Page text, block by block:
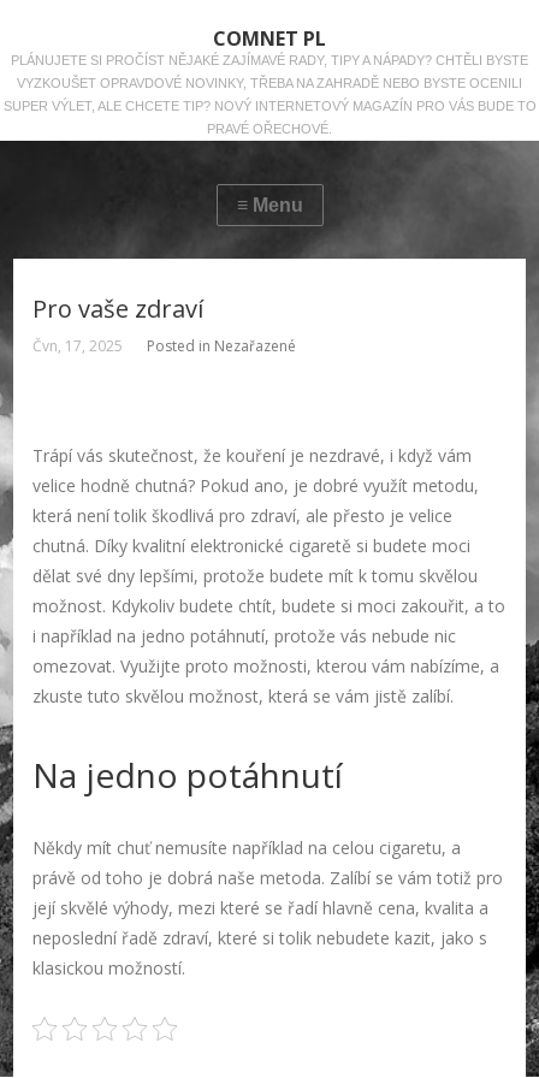
COMNET PL
PLÁNUJETE SI PROČÍST NĚJAKÉ ZAJÍMAVÉ RADY, TIPY A NÁPADY? CHTĚLI BYSTE
VYZKOUŠET OPRAVDOVÉ NOVINKY, TŘEBA NA ZAHRADĚ NEBO BYSTE OCENILI
SUPER VÝLET, ALE CHCETE TIP? NOVÝ INTERNETOVÝ MAGAZÍN PRO VÁS BUDE TO
PRAVÉ OŘECHOVÉ.
Pro vaše zdraví
Čvn, 17, 2025 Posted in Nezařazené
Trápí vás skutečnost, že kouření je nezdravé, i když vám
velice hodně chutná? Pokud ano, je dobré využít metodu,
která není tolik škodlivá pro zdraví, ale přesto je velice
chutná. Díky kvalitní elektronické cigaretě si budete moci
dělat své dny lepšími, protože budete mít k tomu skvělou
možnost. Kdykoliv budete chtít, budete si moci zakouřit, a to
i například na jedno potáhnutí, protože vás nebude nic
omezovat. Využijte proto možnosti, kterou vám nabízíme, a
zkuste tuto skvělou možnost, která se vám jistě zalíbí.
Na jedno potáhnutí
Někdy mít chuť nemusíte například na celou cigaretu, a
právě od toho je dobrá naše metoda. Zalíbí se vám totiž pro
její skvělé výhody, mezi které se řadí hlavně cena, kvalita a
neposlední řadě zdraví, které si tolik nebudete kazit, jako s
klasickou možností.